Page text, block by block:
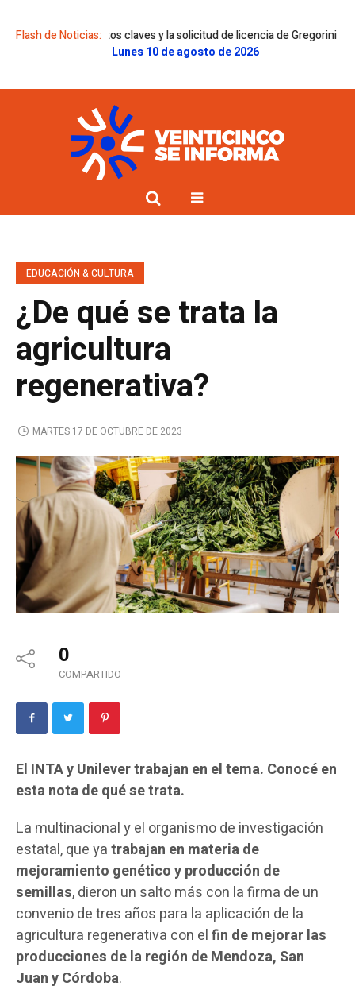
Flash de Noticias:
claves y la solicitud de licencia de Gregorini
Dolor en la
Lunes 10 de agosto de 2026
EDUCACIÓN & CULTURA
¿De qué se trata la
agricultura
regenerativa?
MARTES 17 DE OCTUBRE DE 2023
0
COMPARTIDO
El INTA y Unilever trabajan en el tema. Conocé en
esta nota de qué se trata.
La multinacional y el organismo de investigación
estatal, que yatrabajan en materia de
mejoramiento genético y producción de
semillas, dieron un salto más con la firma de un
convenio de tres años para la aplicación de la
agricultura regenerativa con elfin de mejorar las
producciones de la región de Mendoza, San
Juan y Córdoba.